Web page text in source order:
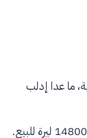
ما عدا إدلب